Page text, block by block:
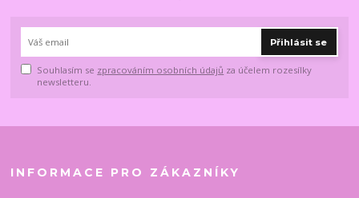
Přihlásit se
Souhlasím se zpracováním osobních údajů za účelem rozesílky
newsletteru.
INFORMACE PRO ZÁKAZNÍKY